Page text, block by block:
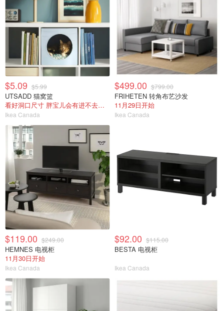
$5.09 $5.99
UTSADD 猫窝篮
看好洞口尺寸 胖宝儿会有进不去的风险
Ikea Canada
$499.00 $799.00
FRIHETEN 转角布艺沙发
11月29日开始
Ikea Canada
$119.00 $249.00
HEMNES 电视柜
11月30日开始
Ikea Canada
$92.00 $115.00
BESTA 电视柜
Ikea Canada